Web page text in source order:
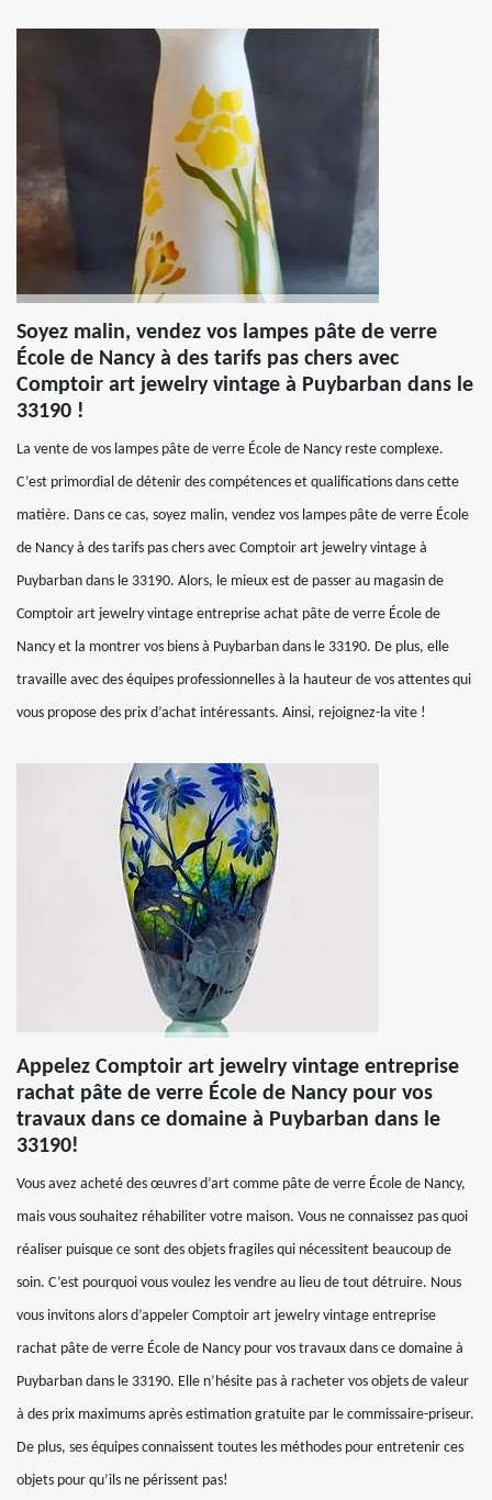
Soyez malin, vendez vos lampes pâte de verre
École de Nancy à des tarifs pas chers avec
Comptoir art jewelry vintage à Puybarban dans le
33190 !
La vente de vos lampes pâte de verre École de Nancy reste complexe.
C’est primordial de détenir des compétences et qualifications dans cette
matière. Dans ce cas, soyez malin, vendez vos lampes pâte de verre École
de Nancy à des tarifs pas chers avec Comptoir art jewelry vintage à
Puybarban dans le 33190. Alors, le mieux est de passer au magasin de
Comptoir art jewelry vintage entreprise achat pâte de verre École de
Nancy et la montrer vos biens à Puybarban dans le 33190. De plus, elle
travaille avec des équipes professionnelles à la hauteur de vos attentes qui
vous propose des prix d’achat intéressants. Ainsi, rejoignez-la vite !
Appelez Comptoir art jewelry vintage entreprise
rachat pâte de verre École de Nancy pour vos
travaux dans ce domaine à Puybarban dans le
33190!
Vous avez acheté des œuvres d’art comme pâte de verre École de Nancy,
mais vous souhaitez réhabiliter votre maison. Vous ne connaissez pas quoi
réaliser puisque ce sont des objets fragiles qui nécessitent beaucoup de
soin. C’est pourquoi vous voulez les vendre au lieu de tout détruire. Nous
vous invitons alors d’appeler Comptoir art jewelry vintage entreprise
rachat pâte de verre École de Nancy pour vos travaux dans ce domaine à
Puybarban dans le 33190. Elle n’hésite pas à racheter vos objets de valeur
à des prix maximums après estimation gratuite par le commissaire-priseur.
De plus, ses équipes connaissent toutes les méthodes pour entretenir ces
objets pour qu’ils ne périssent pas!